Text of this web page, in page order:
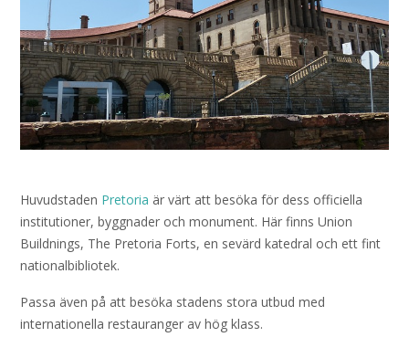
Huvudstaden Pretoria är värt att besöka för dess officiella
institutioner, byggnader och monument. Här finns Union
Buildnings, The Pretoria Forts, en sevärd katedral och ett fint
nationalbibliotek.
Passa även på att besöka stadens stora utbud med
internationella restauranger av hög klass.